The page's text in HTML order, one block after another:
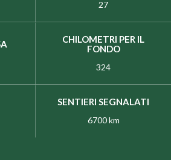
27
CHILOMETRI PER IL
FONDO
324
SENTIERI SEGNALATI
6700 km